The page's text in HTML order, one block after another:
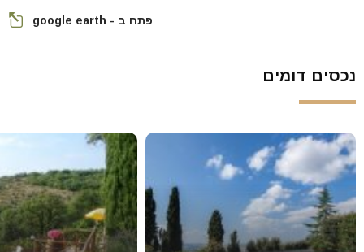
פתח ב - google earth
נכסים דומים